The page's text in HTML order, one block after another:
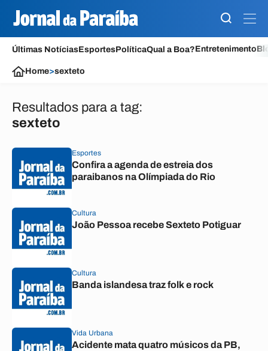
Últimas NotíciasEsportesPolíticaQual a Boa?Entretenimento
Home>sexteto
Resultados para a tag:
sexteto
Esportes
Confira a agenda de estreia dos
paraibanos na Olímpiada do Rio
Cultura
João Pessoa recebe Sexteto Potiguar
Cultura
Banda islandesa traz folk e rock
Vida Urbana
Acidente mata quatro músicos da PB,